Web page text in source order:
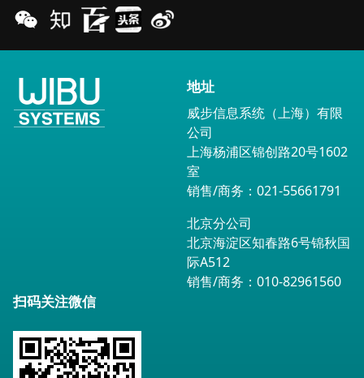
地址
威步信息系统（上海）有限
公司
上海杨浦区锦创路20号1602
室
销售/商务：021-55661791
北京分公司
北京海淀区知春路6号锦秋国
际A512
销售/商务：010-82961560
扫码关注微信